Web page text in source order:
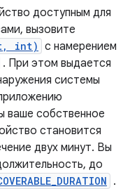
доступным для
вызовите
int) с намерением
. При этом выдается
системы
ваше собственное
становится
двух минут. Вы
до
.